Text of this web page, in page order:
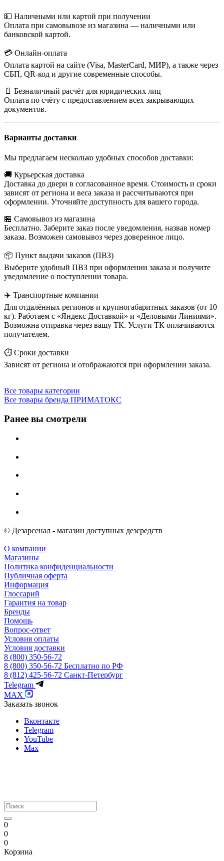
💵 Наличными или картой при получении
Оплата при самовывозе из магазина — наличными или
банковской картой.
💳 Онлайн-оплата
Оплата картой на сайте (Visa, MasterCard, МИР), а также через
СБП, QR-код и другие современные способы.
📄 Безналичный расчёт для юридических лиц
Оплата по счёту с предоставлением всех закрывающих
документов.
Варианты доставки
Мы предлагаем несколько удобных способов доставки:
🚚 Курьерская доставка
Доставка до двери в согласованное время. Стоимость и сроки
зависят от региона и веса заказа и рассчитываются при
оформлении. Уточняйте доступность для вашего города.
🏪 Самовывоз из магазина
Бесплатно. Заберите заказ после уведомления, назвав номер
заказа. Возможен самовывоз через доверенное лицо.
📦 Пункт выдачи заказов (ПВЗ)
Выберите удобный ПВЗ при оформлении заказа и получите
уведомление о поступлении товара.
✈️ Транспортные компании
Для отдалённых регионов и крупногабаритных заказов (от 10
кг). Работаем с «Яндекс Доставкой» и «Деловыми Линиями».
Возможна отправка через вашу ТК. Услуги ТК оплачиваются
получателем.
⏱️ Сроки доставки
Зависят от региона и отображаются при оформлении заказа.
Все товары категории
Все товары бренда ПРИМАТОКС
Ранее вы смотрели
© Дезарсенал - магазин доступных дезсредств
О компании
Магазины
Политика конфиденциальности
Публичная оферта
Информация
Глоссарий
Гарантия на товар
Бренды
Помощь
Вопрос-ответ
Условия оплаты
Условия доставки
8 (800) 350-56-72
8 (800) 350-56-72 Бесплатно по РФ
8 (812) 425-56-72 Санкт-Петербург
Telegram
MAX
Заказать звонок
Вконтакте
Telegram
YouTube
Max
0
0
0
Корзина